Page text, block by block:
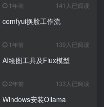
1年前 141人已阅读
comfyui换脸工作流
1年前 139人已阅读
AI绘图工具及Flux模型
2年前 133人已阅读
Windows安装Ollama